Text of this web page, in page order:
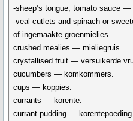
-sheep’s tongue, tomato sauce —
-veal cutlets and spinach or
of ingemaakte groenmielies.
crushed mealies — mieliegruis.
crystallised fruit — versuikerde
cucumbers — komkommers.
cups — koppies.
currants — korente.
currant pudding — korentepoeding.